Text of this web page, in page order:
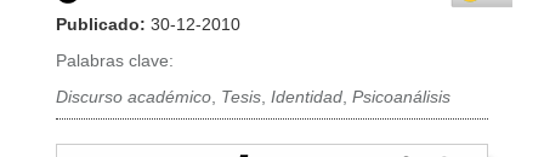
Publicado: 30-12-2010
Palabras clave:
Discurso académico, Tesis,Identidad,Psicoanálisis